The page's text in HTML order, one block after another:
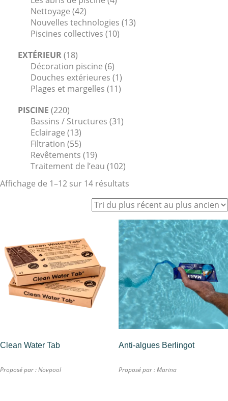
Nettoyage (42)
Nouvelles technologies (13)
Piscines collectives (10)
EXTÉRIEUR(18)
Décoration piscine (6)
Douches extérieures (1)
Plages et margelles (11)
PISCINE (220)
Bassins / Structures (31)
Eclairage (13)
Filtration (55)
Revêtements (19)
Traitement de l’eau (102)
Affichage de 1–12 sur 14 résultats
Clean Water Tab
Proposé par :Novpool
Anti-algues Berlingot
Proposé par :Marina